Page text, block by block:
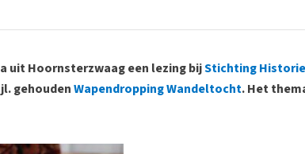
uit Hoornsterzwaag een lezing bijStichting Historie
gehoudenWapendropping Wandeltocht. Het